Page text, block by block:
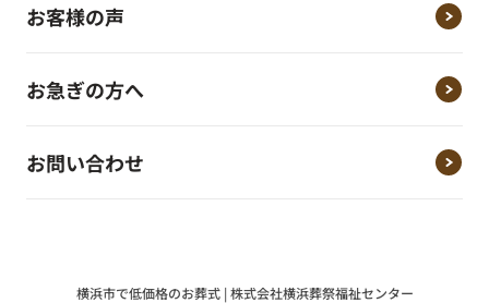
お客様の声
お急ぎの方へ
お問い合わせ
横浜市で低価格のお葬式 | 株式会社横浜葬祭福祉センター